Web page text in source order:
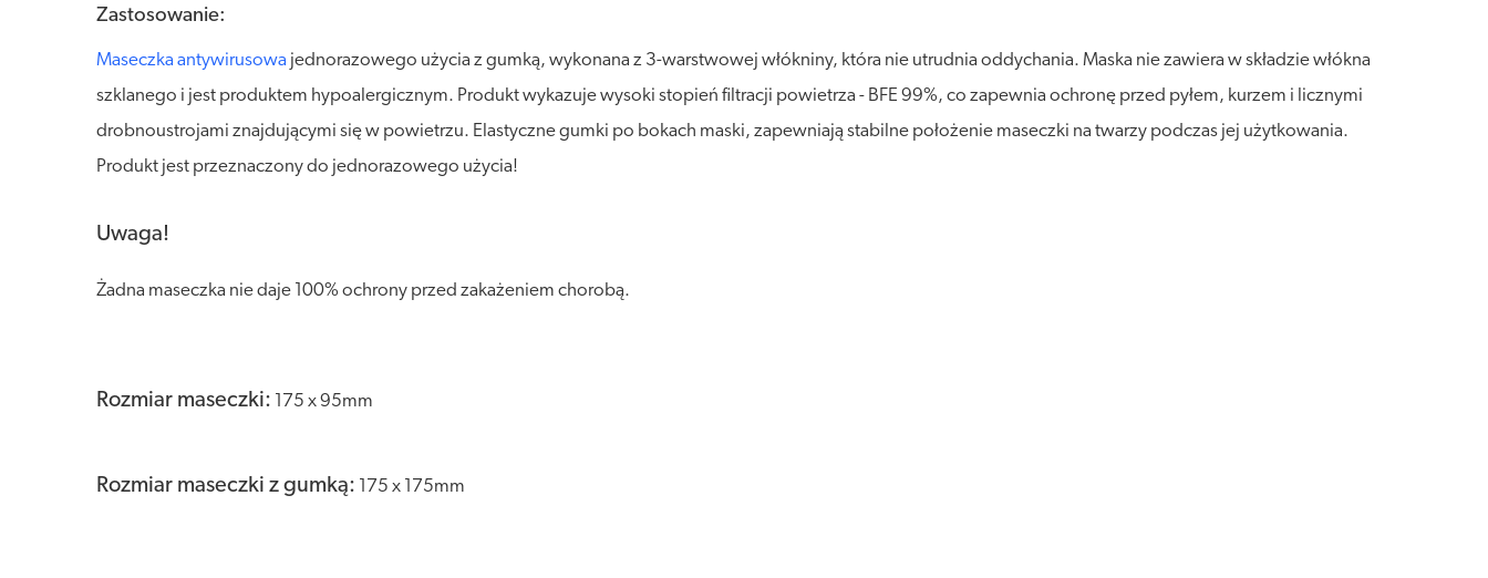
Zastosowanie:
Maseczka antywirusowa jednorazowego użycia z gumką, wykonana z 3-warstwowej włókniny, która nie utrudnia oddychania. Maska nie zawiera w składzie włókna
szklanego i jest produktem hypoalergicznym. Produkt wykazuje wysoki stopień filtracji powietrza - BFE 99%, co zapewnia ochronę przed pyłem, kurzem i licznymi
drobnoustrojami znajdującymi się w powietrzu. Elastyczne gumki po bokach maski, zapewniają stabilne położenie maseczki na twarzy podczas jej użytkowania.
Produkt jest przeznaczony do jednorazowego użycia!
Uwaga!
Żadna maseczka nie daje 100% ochrony przed zakażeniem chorobą.
Rozmiar maseczki: 175 x 95mm
Rozmiar maseczki z gumką: 175 x 175mm